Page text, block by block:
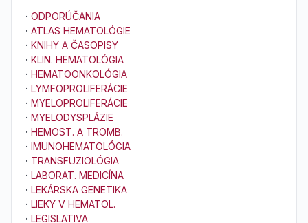
· ODPORÚČANIA
· ATLAS HEMATOLÓGIE
· KNIHY A ČASOPISY
· KLIN. HEMATOLÓGIA
· HEMATOONKOLÓGIA
· LYMFOPROLIFERÁCIE
· MYELOPROLIFERÁCIE
· MYELODYSPLÁZIE
· HEMOST. A TROMB.
· IMUNOHEMATOLÓGIA
· TRANSFUZIOLÓGIA
· LABORAT. MEDICÍNA
· LEKÁRSKA GENETIKA
· LIEKY V HEMATOL.
· LEGISLATIVA